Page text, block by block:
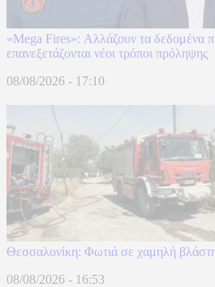
«Mega Fires»: Αλλάζουν τα δεδομένα
επανεξετάζονται νέοι τρόποι πρόληψης
08/08/2026 - 17:10
Θεσσαλονίκη: Φωτιά σε χαμηλή
08/08/2026 - 16:53